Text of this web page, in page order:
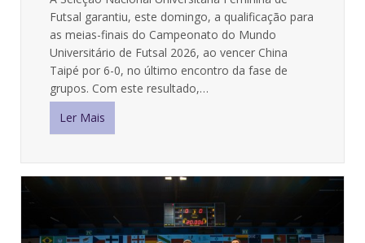
Futsal garantiu, este domingo, a qualificação para
as meias-finais do Campeonato do Mundo
Universitário de Futsal 2026, ao vencer China
Taipé por 6-0, no último encontro da fase de
grupos. Com este resultado,…
Ler Mais